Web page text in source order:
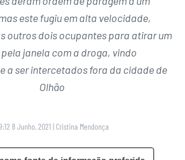
este fugiu em alta velocidade,
outros dois ocupantes para atirar um
janela com a droga, vindo
a ser intercetados fora da cidade de
Olhão
8 Junho, 2021 | Cristina Mendonça